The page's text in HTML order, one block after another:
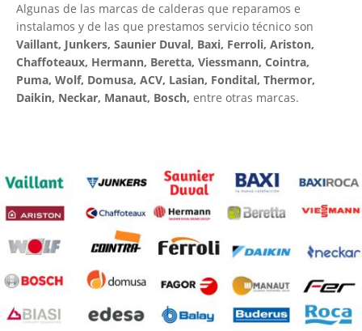
Algunas de las marcas de calderas que reparamos e
instalamos y de las que prestamos servicio técnico son
Vaillant, Junkers, Saunier Duval, Baxi, Ferroli, Ariston,
Chaffoteaux, Hermann, Beretta, Viessmann, Cointra,
Puma, Wolf, Domusa, ACV, Lasian, Fondital, Thermor,
Daikin, Neckar, Manaut, Bosch, entre otras marcas.